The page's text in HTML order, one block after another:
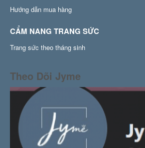
Hướng dẫn mua hàng
CẨM NANG TRANG SỨC
Trang sức theo tháng sinh
Theo Dõi Jyme